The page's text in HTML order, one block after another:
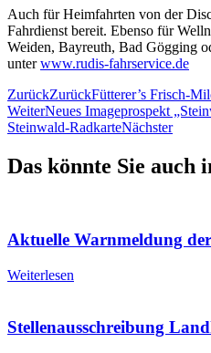
Auch für Heimfahrten von der
Fahrdienst bereit. Ebenso für
Weiden, Bayreuth, Bad Gögging
unterwww.rudis-fahrservice.de
ZurückZurückFütterer’s Frisch-
WeiterNeues Imageprospekt
Steinwald-RadkarteNächster
Das könnte Sie auch
Aktuelle Warnmeldung
Weiterlesen
Stellenausschreibung